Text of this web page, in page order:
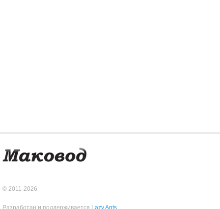
© 2011-2026
Разработан и поддерживается Lazy Ants